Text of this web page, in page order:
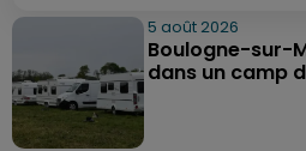
5 août 2026
Boulogne-sur-
dans un camp